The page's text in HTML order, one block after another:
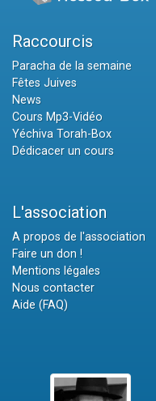
Raccourcis
Paracha de la semaine
Fêtes Juives
News
Cours Mp3-Vidéo
Yéchiva Torah-Box
Dédicacer un cours
L'association
A propos de l'association
Faire un don !
Mentions légales
Nous contacter
Aide (FAQ)